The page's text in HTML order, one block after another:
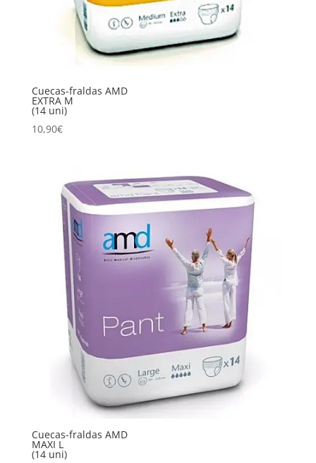
Cuecas-fraldas AMD
EXTRA M
(14 uni)
10,90€
Cuecas-fraldas AMD
MAXI L
(14 uni)